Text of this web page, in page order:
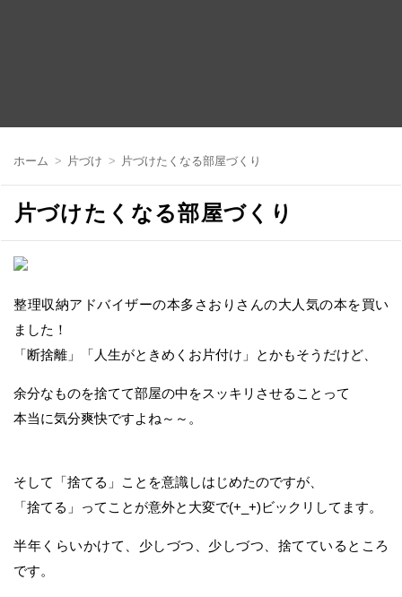
ン
ホーム 片づけ 片づけたくなる部屋づくり
片づけたくなる部屋づくり
整理収納アドバイザーの本多さおりさんの大人気の本を買い
ました！
「断捨離」「人生がときめくお片付け」とかもそうだけど、
余分なものを捨てて部屋の中をスッキリさせることって
本当に気分爽快ですよね～～。
そして「捨てる」ことを意識しはじめたのですが、
「捨てる」ってことが意外と大変で(+_+)ビックリしてます。
半年くらいかけて、少しづつ、少しづつ、捨てているところ
です。